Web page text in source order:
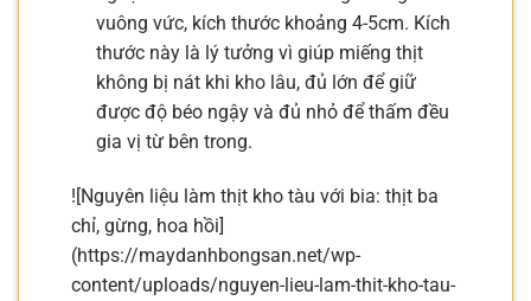
vuông vức, kích thước khoảng 4-5cm. Kích
thước này là lý tưởng vì giúp miếng thịt
không bị nát khi kho lâu, đủ lớn để giữ
được độ béo ngậy và đủ nhỏ để thấm đều
gia vị từ bên trong.
![Nguyên liệu làm thịt kho tàu với bia: thịt ba
chỉ, gừng, hoa hồi]
(https://maydanhbongsan.net/wp-
content/uploads/nguyen-lieu-lam-thit-kho-tau-